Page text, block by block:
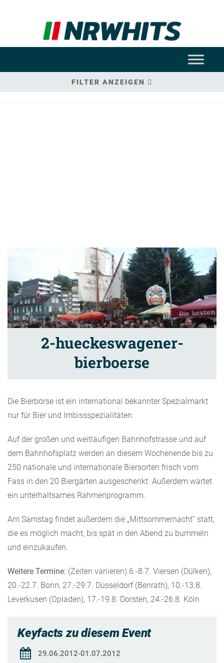
FILTER ANZEIGEN
2-hueckeswagener-
bierboerse
Die Bierbörse ist ein international bekannter Spezialmarkt
nur für Bier und Imbissspezialitäten.
Auf der großen und weitläufigen Bahnhofstrasse und auf
dem Bahnhofsplatz werden an diesem Wochenende bis zu
250 nationale und internationale Biersorten frisch vom
Fass in den 20 Biergärten ausgeschenkt. Außerdem wartet
ein unterhaltsames Rahmenprogramm.
Am Samstag findet außerdem die „Mittsommernacht“ statt,
die es möglich macht, bis spät in den Abend zu bummeln
und einzukaufen.
Weitere Termine: (Zeiten variieren) 6.-8.7. Viersen (Dülken),
20.-22.7. Bonn, 27.-29.7. Düsseldorf (Benrath), 10.-13.8.
Leverkusen (Opladen), 17.-19.8. Dorsten, 24.-26.8. Köln
Keyfacts zu diesem Event
29.06.2012-01.07.2012